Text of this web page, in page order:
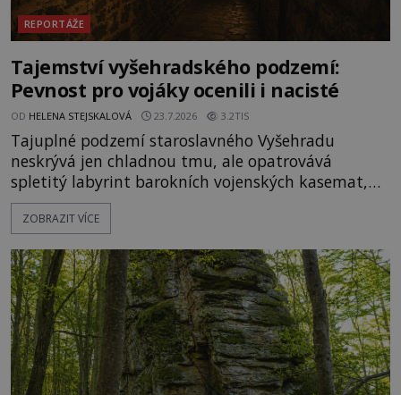
REPORTÁŽE
Tajemství vyšehradského podzemí:
Pevnost pro vojáky ocenili i nacisté
OD HELENA STEJSKALOVÁ 23.7.2026 3.2TIS
Tajuplné podzemí staroslavného Vyšehradu
neskrývá jen chladnou tmu, ale opatrovává
spletitý labyrint barokních vojenských kasemat,
zapomenuté chrámy a vzácné národní poklady.
Hluboko uvnitř mohutné skály nad řekou Vltavou
vyhýbá shonu moderní metropole. Místo, ke
kterému se vážou nejstarší české mýty, ve svých
temných útrobách střeží monumentální
ZOBRAZIT VÍCE